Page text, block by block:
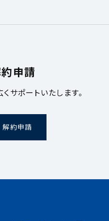
約申請
サポートいたします。
解約申請